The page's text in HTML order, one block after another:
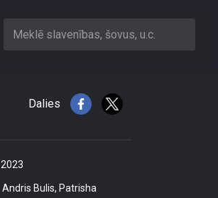
Meklē slavenības, šovus, u.c.
Dalies
2023
Andris Bulis, Patrisha